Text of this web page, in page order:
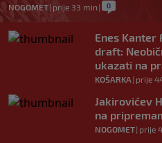
NOGOMET| prije 33 min | 0
Enes Kanter
draft:
ukazati na
KOŠARKA | prije
Jakirovićev
na
NOGOMET| prije